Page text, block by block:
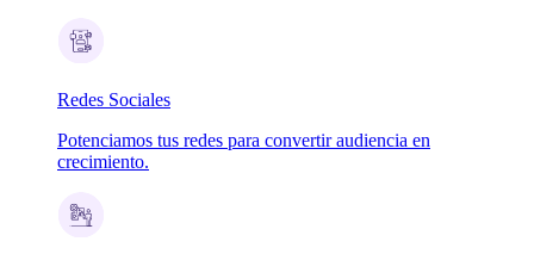
Redes Sociales
Potenciamos tus redes para convertir audiencia en
crecimiento.